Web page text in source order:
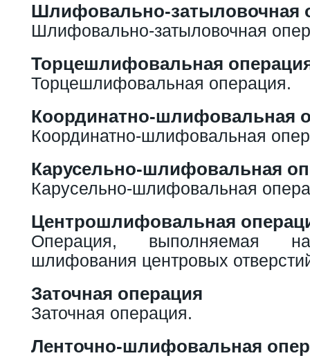
Шлифовально-затыловочная
Шлифовально-затыловочная
Торцешлифовальная
Торцешлифовальная операция.
Координатно-шлифовальная
Координатно-шлифовальная
Карусельно-шлифовальная
Карусельно-шлифовальная
Центрошлифовальная
Операция, выполняемая
шлифования центровых
Заточная операция
Заточная операция.
Ленточно-шлифовальная